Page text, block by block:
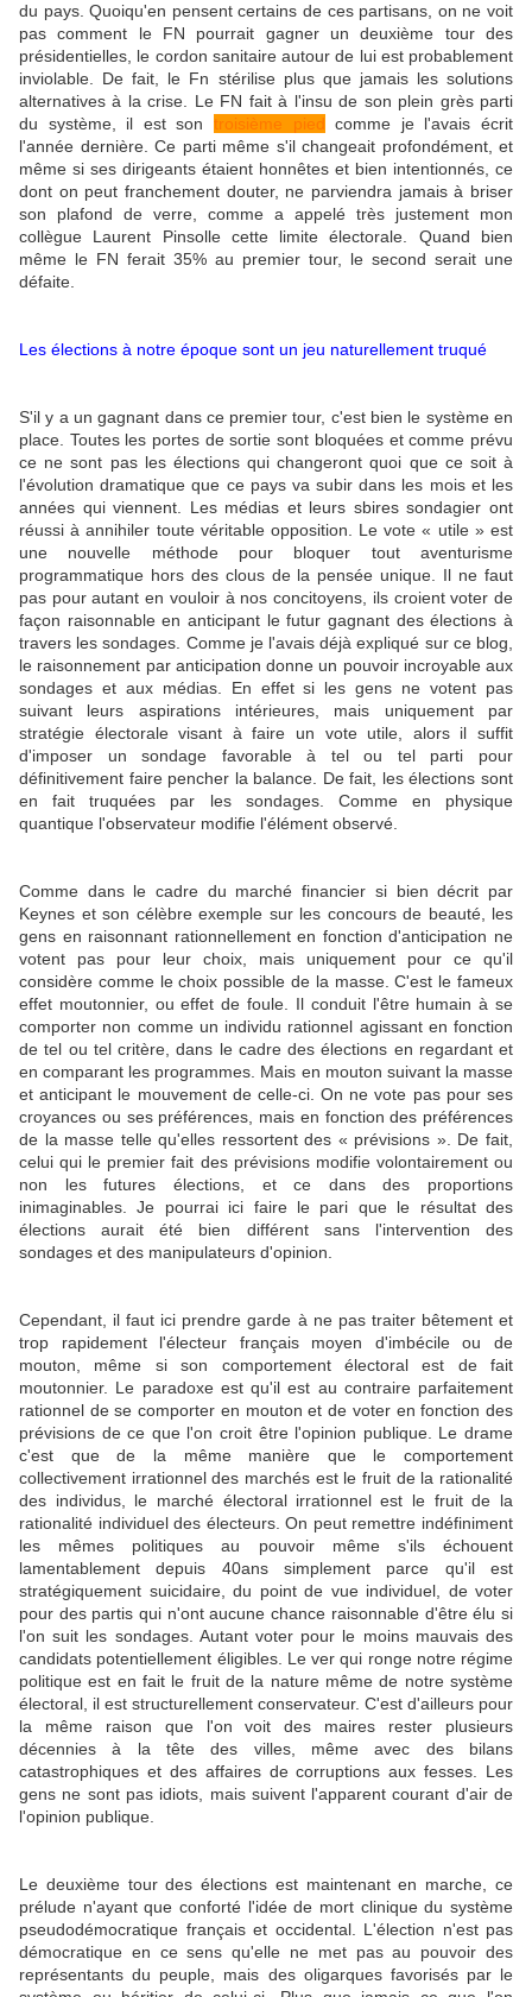
du pays. Quoiqu'en pensent certains de ces partisans, on ne voit
pas comment le FN pourrait gagner un deuxième tour des
présidentielles, le cordon sanitaire autour de lui est probablement
inviolable. De fait, le Fn stérilise plus que jamais les solutions
alternatives à la crise. Le FN fait à l'insu de son plein grès parti
du système, il est son troisième pied comme je l'avais écrit
l'année dernière. Ce parti même s'il changeait profondément, et
même si ses dirigeants étaient honnêtes et bien intentionnés, ce
dont on peut franchement douter, ne parviendra jamais à briser
son plafond de verre, comme a appelé très justement mon
collègue Laurent Pinsolle cette limite électorale. Quand bien
même le FN ferait 35% au premier tour, le second serait une
défaite.
Les élections à notre époque sont un jeu naturellement truqué
S'il y a un gagnant dans ce premier tour, c'est bien le système en
place. Toutes les portes de sortie sont bloquées et comme prévu
ce ne sont pas les élections qui changeront quoi que ce soit à
l'évolution dramatique que ce pays va subir dans les mois et les
années qui viennent. Les médias et leurs sbires sondagier ont
réussi à annihiler toute véritable opposition. Le vote « utile » est
une nouvelle méthode pour bloquer tout aventurisme
programmatique hors des clous de la pensée unique. Il ne faut
pas pour autant en vouloir à nos concitoyens, ils croient voter de
façon raisonnable en anticipant le futur gagnant des élections à
travers les sondages. Comme je l'avais déjà expliqué sur ce blog,
le raisonnement par anticipation donne un pouvoir incroyable aux
sondages et aux médias. En effet si les gens ne votent pas
suivant leurs aspirations intérieures, mais uniquement par
stratégie électorale visant à faire un vote utile, alors il suffit
d'imposer un sondage favorable à tel ou tel parti pour
définitivement faire pencher la balance. De fait, les élections sont
en fait truquées par les sondages. Comme en physique
quantique l'observateur modifie l'élément observé.
Comme dans le cadre du marché financier si bien décrit par
Keynes et son célèbre exemple sur les concours de beauté, les
gens en raisonnant rationnellement en fonction d'anticipation ne
votent pas pour leur choix, mais uniquement pour ce qu'il
considère comme le choix possible de la masse. C'est le fameux
effet moutonnier, ou effet de foule. Il conduit l'être humain à se
comporter non comme un individu rationnel agissant en fonction
de tel ou tel critère, dans le cadre des élections en regardant et
en comparant les programmes. Mais en mouton suivant la masse
et anticipant le mouvement de celle-ci. On ne vote pas pour ses
croyances ou ses préférences, mais en fonction des préférences
de la masse telle qu'elles ressortent des « prévisions ». De fait,
celui qui le premier fait des prévisions modifie volontairement ou
non les futures élections, et ce dans des proportions
inimaginables. Je pourrai ici faire le pari que le résultat des
élections aurait été bien différent sans l'intervention des
sondages et des manipulateurs d'opinion.
Cependant, il faut ici prendre garde à ne pas traiter bêtement et
trop rapidement l'électeur français moyen d'imbécile ou de
mouton, même si son comportement électoral est de fait
moutonnier. Le paradoxe est qu'il est au contraire parfaitement
rationnel de se comporter en mouton et de voter en fonction des
prévisions de ce que l'on croit être l'opinion publique. Le drame
c'est que de la même manière que le comportement
collectivement irrationnel des marchés est le fruit de la rationalité
des individus, le marché électoral irrationnel est le fruit de la
rationalité individuel des électeurs. On peut remettre indéfiniment
les mêmes politiques au pouvoir même s'ils échouent
lamentablement depuis 40ans simplement parce qu'il est
stratégiquement suicidaire, du point de vue individuel, de voter
pour des partis qui n'ont aucune chance raisonnable d'être élu si
l'on suit les sondages. Autant voter pour le moins mauvais des
candidats potentiellement éligibles. Le ver qui ronge notre régime
politique est en fait le fruit de la nature même de notre système
électoral, il est structurellement conservateur. C'est d'ailleurs pour
la même raison que l'on voit des maires rester plusieurs
décennies à la tête des villes, même avec des bilans
catastrophiques et des affaires de corruptions aux fesses. Les
gens ne sont pas idiots, mais suivent l'apparent courant d'air de
l'opinion publique.
Le deuxième tour des élections est maintenant en marche, ce
prélude n'ayant que conforté l'idée de mort clinique du système
pseudodémocratique français et occidental. L'élection n'est pas
démocratique en ce sens qu'elle ne met pas au pouvoir des
représentants du peuple, mais des oligarques favorisés par le